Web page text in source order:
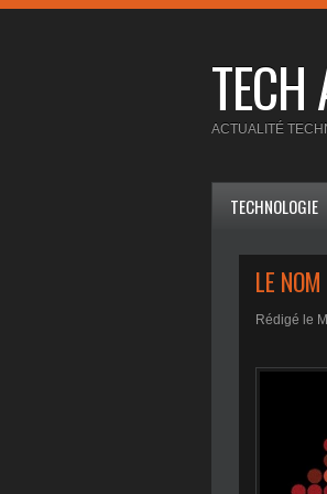
TECH
ACTUALITÉ
TECHNOLOGIE
LE
Rédigé le